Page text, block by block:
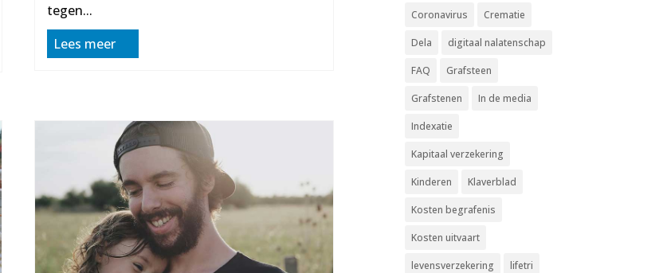
tegen...
Lees meer
Coronavirus Crematie
Dela digitaal nalatenschap
FAQ Grafsteen
Grafstenen In de media
Indexatie
Kapitaal verzekering
Kinderen Klaverblad
Kosten begrafenis
Kosten uitvaart
levensverzekering lifetri